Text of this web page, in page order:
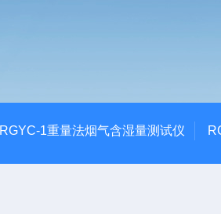
RGYC-1重量法烟气含湿量测试仪